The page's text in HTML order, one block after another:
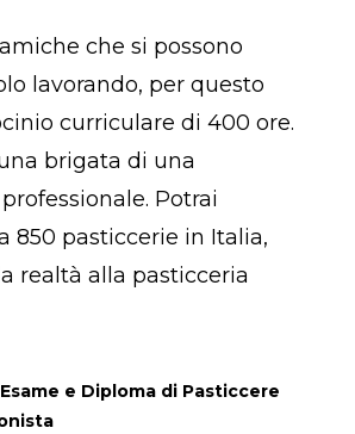
che si possono
lavorando, per questo
curriculare di 400 ore.
brigata di una
Potrai
850 pasticcerie in Italia,
realtà alla pasticceria
e Diploma di Pasticcere